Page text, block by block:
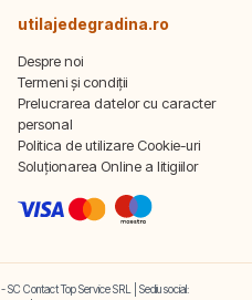
utilajedegradina.ro
Despre noi
Termeni și condiții
Prelucrarea datelor cu caracter
personal
Politica de utilizare Cookie-uri
Soluționarea Online a litigiilor
- SC Contact Top Service SRL | Sediu social: